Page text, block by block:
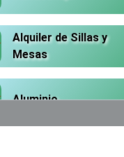
Alquiler de Sillas y
Mesas
Aluminio